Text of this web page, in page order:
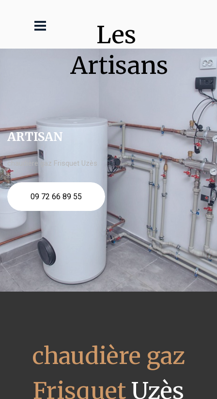
Les
Artisans
ARTISAN
chaudière gaz Frisquet Uzès
09 72 66 89 55
chaudière gaz
FrisquetUzès